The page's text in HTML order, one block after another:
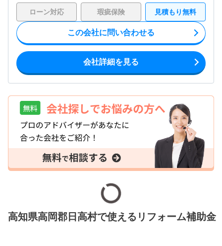
ローン対応 瑕疵保険 見積もり無料
この会社に問い合わせる
会社詳細を見る
高知県高岡郡日高村で使えるリフォーム補助金